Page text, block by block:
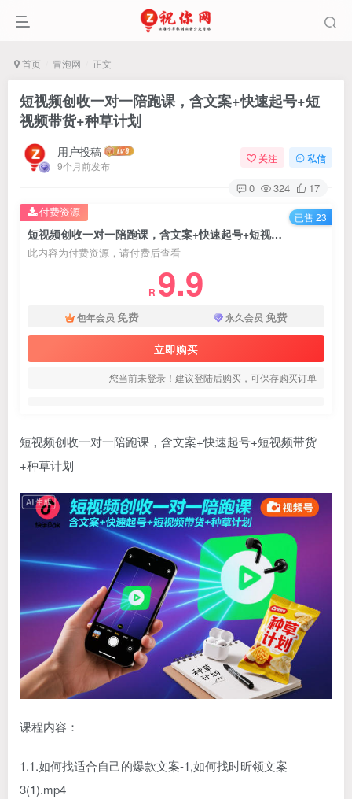
首页 冒泡网 正文
短视频创收一对一陪跑课，含文案+快速起号+短
视频带货+种草计划
用户投稿
9个月前发布
关注 私信
0 324 17
短视频创收一对一陪跑课，含文案+快速起号+短视频带货+种草计划
此内容为付费资源，请付费后查看
R 9.9
包年会员 免费 永久会员 免费
立即购买
您当前未登录！建议登陆后购买，可保存购买订单
付费资源 已售 23
短视频创收一对一陪跑课，含文案+快速起号+短视频带货
+种草计划
课程内容：
1.1.如何找适合自己的爆款文案-1,如何找时昕领文案
3(1).mp4